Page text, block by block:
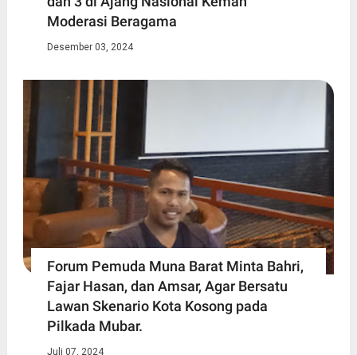
Moderasi Beragama
Desember 03, 2024
Forum Pemuda Muna Barat Minta Bahri,
Fajar Hasan, dan Amsar, Agar Bersatu
Lawan Skenario Kota Kosong pada
Pilkada Mubar.
Juli 07, 2024